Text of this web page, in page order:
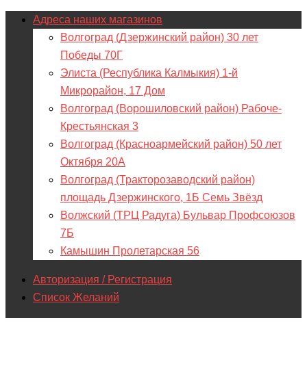
Адреса наших магазинов
Волгоград (Дзержинский район) 30 лет
Победы 70Г
Элиста (Республика Калмыкия) 1-й
Микрорайон, 17 Дом
Волгоград (Ворошиловский район) Рабоче-
Крестьянская 3
Волгоград (Красноармейский район) 50 лет
Октября 20А
Волгоград (Тракторозаводский район)
площадь Дзержинского, 1Б Семь Звёзд
Волжский (ТРЦ Радуга) Бульвар Профсоюзов
7Б
Камышин Пролетарская 56
Авторизация / Регистрация
Список Желаний